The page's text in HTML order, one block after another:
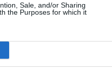
Sale, and/or Sharing
the Purposes for which it
las
el 23%